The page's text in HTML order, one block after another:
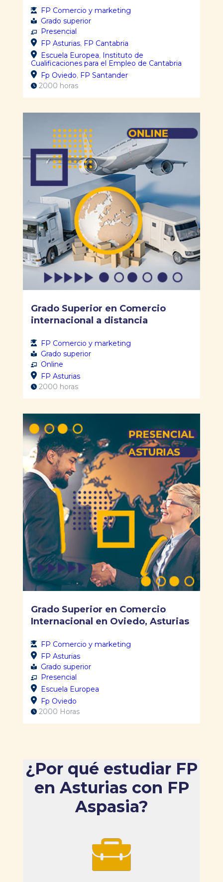
FP Comercio y marketing
Grado superior
Presencial
FP Asturias, FP Cantabria
Escuela Europea, Instituto de
Cualificaciones para el Empleo de Cantabria
Fp Oviedo, FP Santander
2000 horas
Grado Superior en Comercio
internacional a distancia
FP Comercio y marketing
Grado superior
Online
FP Asturias
2000 horas
Grado Superior en Comercio
Internacional en Oviedo, Asturias
FP Comercio y marketing
FP Asturias
Grado superior
Presencial
Escuela Europea
Fp Oviedo
2000 Horas
¿Por qué estudiar FP
en Asturias con FP
Aspasia?